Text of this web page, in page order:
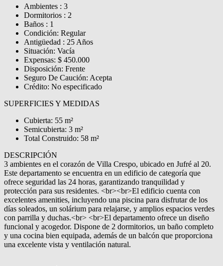
Ambientes : 3
Dormitorios : 2
Baños : 1
Condición: Regular
Antigüedad : 25 Años
Situación: Vacía
Expensas: $ 450.000
Disposición: Frente
Seguro De Caución: Acepta
Crédito: No especificado
SUPERFICIES Y MEDIDAS
Cubierta: 55 m²
Semicubierta: 3 m²
Total Construido: 58 m²
DESCRIPCIÓN
3 ambientes en el corazón de Villa Crespo, ubicado en Jufré al 20.
Este departamento se encuentra en un edificio de categoría que
ofrece seguridad las 24 horas, garantizando tranquilidad y
protección para sus residentes. <br><br>El edificio cuenta con
excelentes amenities, incluyendo una piscina para disfrutar de los
días soleados, un solárium para relajarse, y amplios espacios verdes
con parrilla y duchas.<br> <br>El departamento ofrece un diseño
funcional y acogedor. Dispone de 2 dormitorios, un baño completo
y una cocina bien equipada, además de un balcón que proporciona
una excelente vista y ventilación natural.